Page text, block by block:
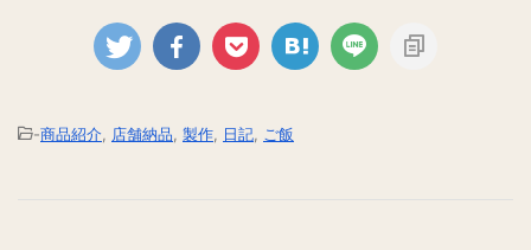
-商品紹介, 店舗納品, 製作, 日記, ご飯